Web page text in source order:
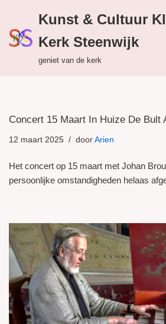
Ga
naar
Kunst & Cultuur
Kerk Steenwijk
geniet van de kerk
Concert 15 Maart In Huize De Bult
12 maart 2025 door Arien
Het concert op 15 maart met Johan
persoonlijke omstandigheden helaas